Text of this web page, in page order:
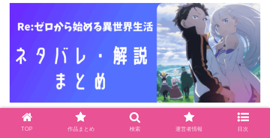
リゼロの原作を読むならコミックシーモ
TOP 作品まとめ 検索 運営者情報 目次